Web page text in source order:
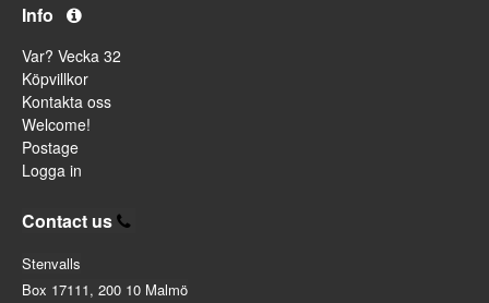
Info
Var? Vecka 32
Köpvillkor
Kontakta oss
Welcome!
Postage
Logga in
Contact us
Stenvalls
Box 17111, 200 10 Malmö